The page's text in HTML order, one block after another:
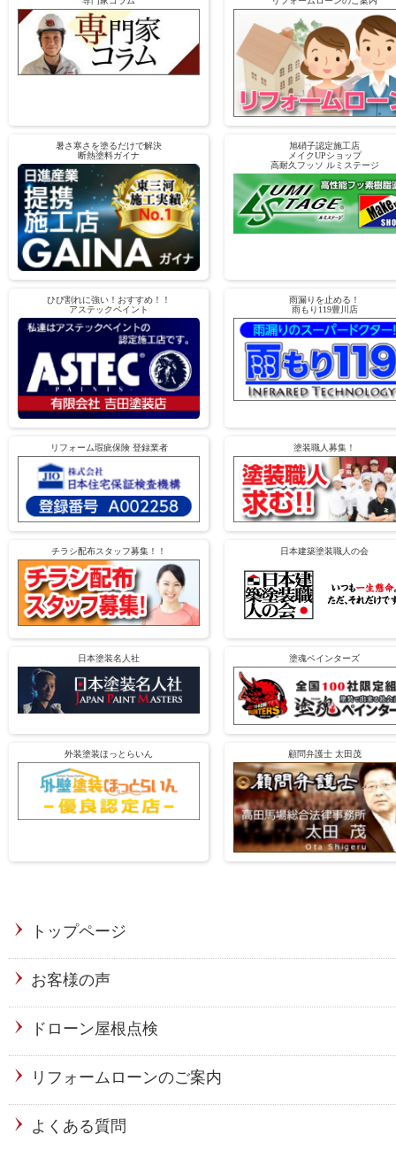
暑さ寒さを塗るだけで解決
断熱塗料ガイナ
旭硝子認定施工店
メイクUPショップ
高耐久フッソ ルミステージ
ひび割れに強い！おすすめ！！
アステックペイント
雨漏りを止める！
雨もり119豊川店
リフォーム瑕疵保険 登録業者 塗装職人募集！
チラシ配布スタッフ募集！！ 日本建築塗装職人の会
日本塗装名人社 塗魂ペインターズ
外装塗装ほっとらいん 顧問弁護士 太田茂
トップページ
お客様の声
ドローン屋根点検
リフォームローンのご案内
よくある質問